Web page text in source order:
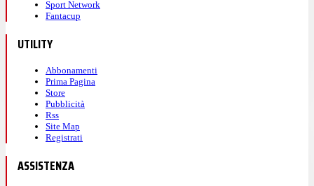
Sport Network
Fantacup
UTILITY
Abbonamenti
Prima Pagina
Store
Pubblicità
Rss
Site Map
Registrati
ASSISTENZA